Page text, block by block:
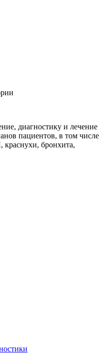
диагностику и лечение
пациентов, в том числе
бронхита,